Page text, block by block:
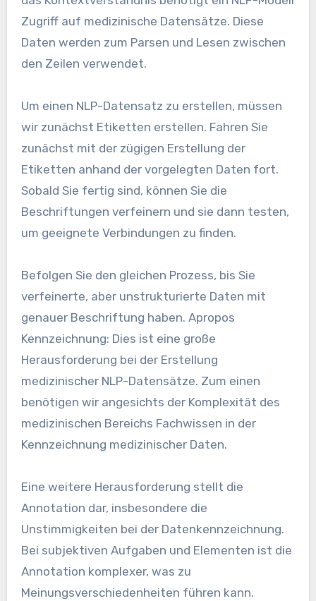
Zugriff auf medizinische Datensätze. Diese
Daten werden zum Parsen und Lesen zwischen
den Zeilen verwendet.
Um einen NLP-Datensatz zu erstellen, müssen
wir zunächst Etiketten erstellen. Fahren Sie
zunächst mit der zügigen Erstellung der
Etiketten anhand der vorgelegten Daten fort.
Sobald Sie fertig sind, können Sie die
Beschriftungen verfeinern und sie dann testen,
um geeignete Verbindungen zu finden.
Befolgen Sie den gleichen Prozess, bis Sie
verfeinerte, aber unstrukturierte Daten mit
genauer Beschriftung haben. Apropos
Kennzeichnung: Dies ist eine große
Herausforderung bei der Erstellung
medizinischer NLP-Datensätze. Zum einen
benötigen wir angesichts der Komplexität des
medizinischen Bereichs Fachwissen in der
Kennzeichnung medizinischer Daten.
Eine weitere Herausforderung stellt die
Annotation dar, insbesondere die
Unstimmigkeiten bei der Datenkennzeichnung.
Bei subjektiven Aufgaben und Elementen ist die
Annotation komplexer, was zu
Meinungsverschiedenheiten führen kann.